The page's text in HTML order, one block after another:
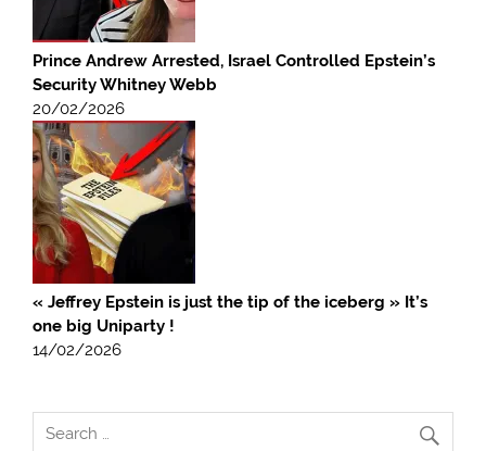
Prince Andrew Arrested, Israel Controlled Epstein’s
Security Whitney Webb
20/02/2026
« Jeffrey Epstein is just the tip of the iceberg » It’s
one big Uniparty !
14/02/2026